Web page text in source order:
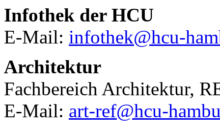
Infothek der HCU
E-Mail: infothek@hcu-
Architektur
Fachbereich Architektur,
E-Mail: art-ref@hcu-